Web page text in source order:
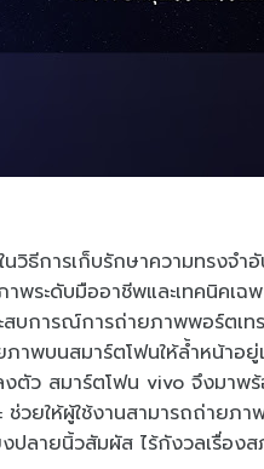
ธีการเก็บรักษาความทรงจำ
ระดับมืออาชีพและเทคนิคเฉ
บการณ์การถ่ายภาพพอร์ตเท
าพบนสมาร์ตโฟนให้ล้ำหน้าอ
งตัว สมาร์ตโฟน vivo จึงมา
ช่วยให้ผู้ใช้งานสามารถถ่ายภ
ลายนิ้วสัมผัส ไร้กังวลเรื่องส